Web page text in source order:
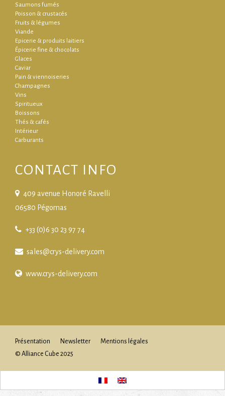
Saumons fumés
Poisson & crustacés
Fruits & légumes
Viande
Epicerie & produits laitiers
Épicerie fine & chocolats
Glaces
Caviar
Pain & viennoiseries
Champagnes
Vins
Spiritueux
Boissons
Thés & cafés
Intérieur
Carburants
CONTACT INFO
409 avenue Honoré Ravelli
06580 Pégomas
+33 (0)6 30 23 97 74
sales@crys-delivery.com
www.crys-delivery.com
Présentation Newsletter
Mentions légales
© Alliance Cube 2025